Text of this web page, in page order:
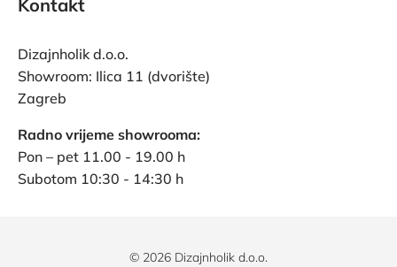
Kontakt
Dizajnholik d.o.o.
Showroom: Ilica 11 (dvorište)
Zagreb
Radno vrijeme showrooma:
Pon – pet 11.00 - 19.00 h
Subotom 10:30 - 14:30 h
© 2026 Dizajnholik d.o.o.